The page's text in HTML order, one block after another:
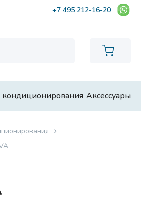
+7 495 212-16-20
Аксессуары